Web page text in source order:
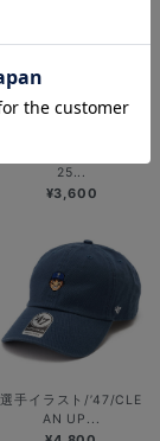
25...
¥3,600
選手イラスト/’47/CLE
AN UP...